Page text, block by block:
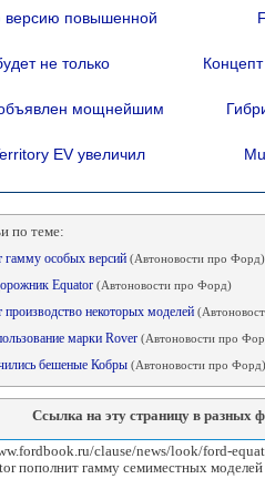
версию повышенной
не только
мощнейшим
EV увеличил
по теме:
гамму особых версий (Автоновости про Форд)
Equator (Автоновости про Форд)
некоторых моделей
марки Rover (Автоновости про
бешеные Кобры (Автоновости про Форд)
Ссылка на эту страницу в разных